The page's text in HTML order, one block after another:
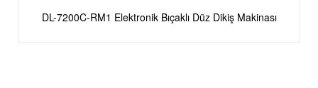
DL-7200C-RM1 Elektronik Bıçaklı Düz Dikiş Makinası